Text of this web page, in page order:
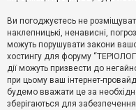
м
и
П
о
ш
у
Ви погоджуєтесь не
наклепницькі, ненависні,
можуть порушувати закони
хостингу для форуму
дії можуть призвести до
при цьому ваш інтернет-
будемо вважати це за
зберігаються для